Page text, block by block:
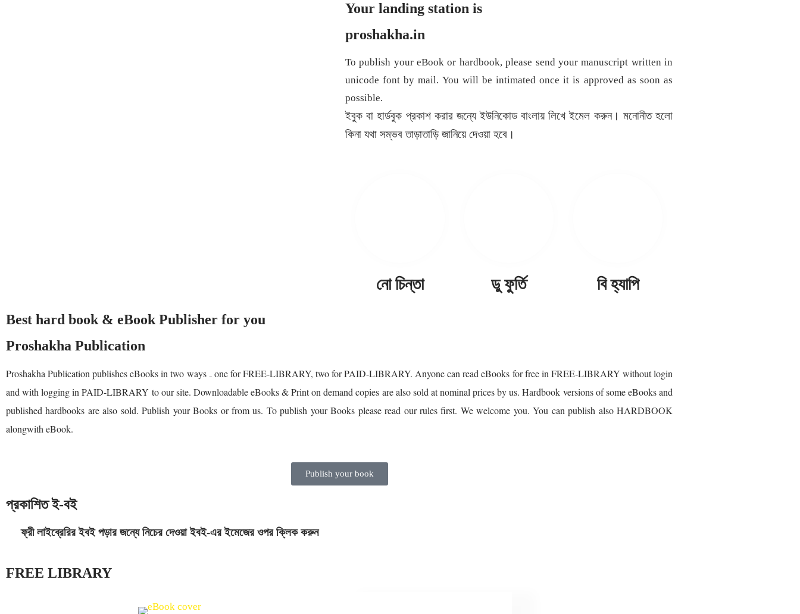
Your landing station is
proshakha.in
To publish your eBook or hardbook, please send your manuscript written in
unicode font by mail. You will be intimated once it is approved as soon as
possible.
ইবুক বা হার্ডবুক প্রকাশ করার জন্যে ইউনিকোড বাংলায় লিখে ইমেল করুন। মনোনীত হলো
কিনা যথা সম্ভব তাড়াতাড়ি জানিয়ে দেওয়া হবে।
নো চিন্তা ডু ফুর্তি বি হ্যাপি
Best hard book & eBook Publisher for you
Proshakha Publication
Proshakha Publication publishes eBooks in two ways ₋ one for FREE-LIBRARY, two for PAID-LIBRARY. Anyone can read eBooks for free in FREE-LIBRARY without login
and with logging in PAID-LIBRARY to our site. Downloadable eBooks & Print on demand copies are also sold at nominal prices by us. Hardbook versions of some eBooks and
published hardbooks are also sold. Publish your Books or from us. To publish your Books please read our rules first. We welcome you. You can publish also HARDBOOK
alongwith eBook.
Publish your book
প্রকাশিত ই-বই
ফ্রী লাইব্রেরির ইবই পড়ার জন্যে নিচের দেওয়া ইবই-এর ইমেজের ওপর ক্লিক করুন
FREE LIBRARY